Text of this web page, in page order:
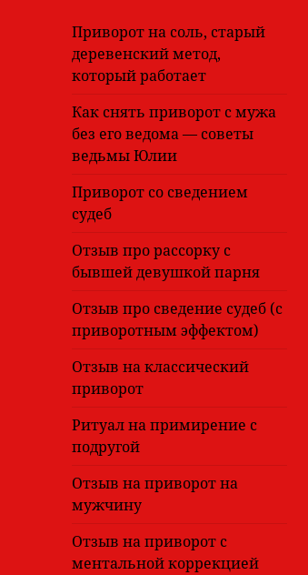
Приворот на соль, старый
деревенский метод,
который работает
Как снять приворот с мужа
без его ведома — советы
ведьмы Юлии
Приворот со сведением
судеб
Отзыв про рассорку с
бывшей девушкой парня
Отзыв про сведение судеб (с
приворотным эффектом)
Отзыв на классический
приворот
Ритуал на примирение с
подругой
Отзыв на приворот на
мужчину
Отзыв на приворот с
ментальной коррекцией